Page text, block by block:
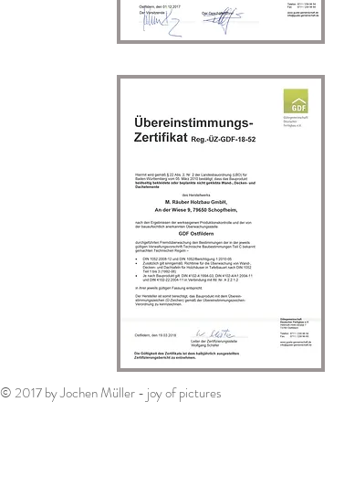
© 2017 by Jochen Müller - joy of pictures